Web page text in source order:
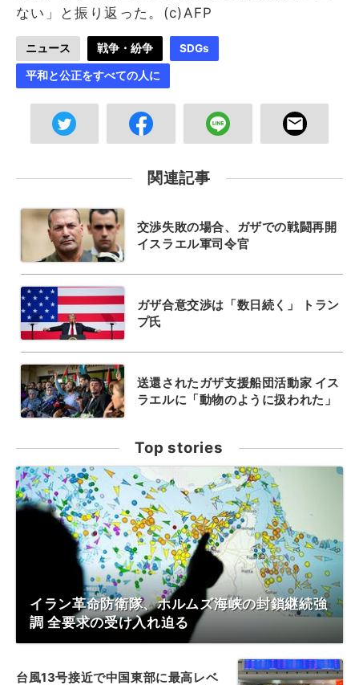
ない」と振り返った。(c)AFP
ニュース 戦争・紛争 SDGs
平和と公正をすべての人に
関連記事
交渉失敗の場合、ガザでの戦闘再開
イスラエル軍司令官
ガザ合意交渉は「数日続く」 トラン
プ氏
送還されたガザ支援船団活動家 イス
ラエルに「動物のように扱われた」
Top stories
イラン革命防衛隊、ホルムズ海峡の封鎖継続強
調 全要求の受け入れ迫る
台風13号接近で中国東部に最高レベ